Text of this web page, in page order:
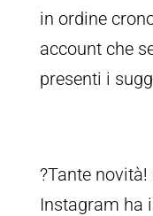
in ordine
account che
presenti i
?Tante
Instagram ha